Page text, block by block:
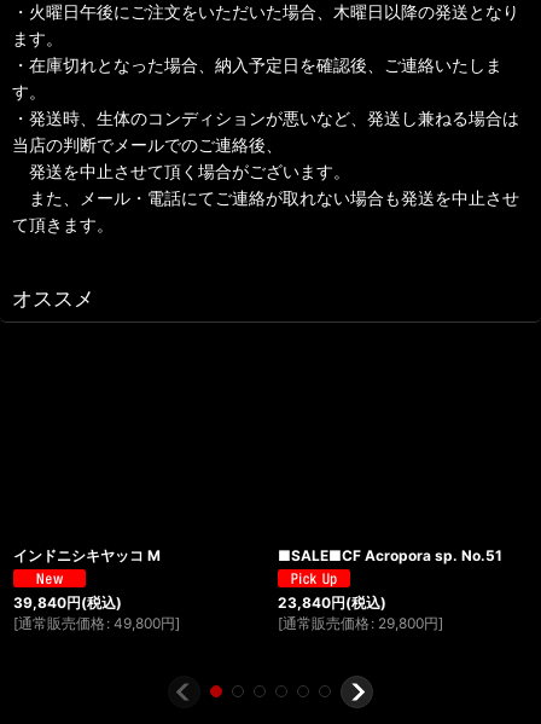
・火曜日午後にご注文をいただいた場合、木曜日以降の発送となり
ます。
・在庫切れとなった場合、納入予定日を確認後、ご連絡いたしま
す。
・発送時、生体のコンディションが悪いなど、発送し兼ねる場合は
当店の判断でメールでのご連絡後、
発送を中止させて頂く場合がございます。
また、メール・電話にてご連絡が取れない場合も発送を中止させ
て頂きます。
オススメ
インドニシキヤッコ M
39,840円(税込)
[通常販売価格 : 49,800円]
■SALE■CF Acropora sp. No.51
23,840円(税込)
[通常販売価格 : 29,800円]